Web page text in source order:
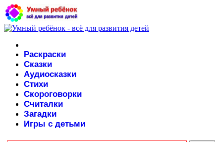
Раскраски
Сказки
Аудиосказки
Стихи
Скороговорки
Считалки
Загадки
Игры с детьми